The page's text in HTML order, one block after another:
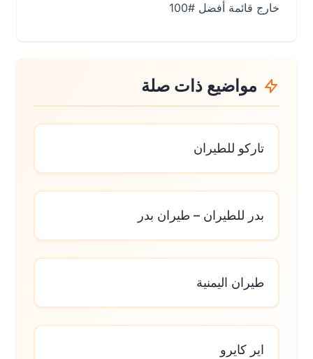
خارج قائمة أفضل #100
مواضيع ذات صلة
تاركو للطيران
بدر للطيران – طيران بدر
طيران اليمنية
اير كايرو